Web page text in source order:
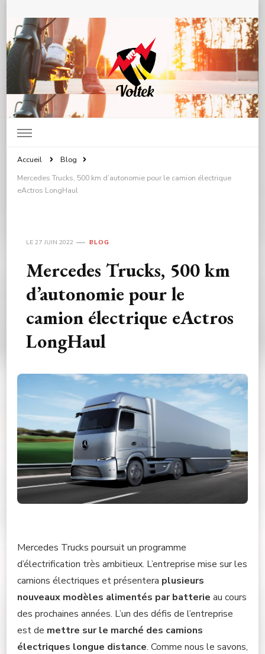
Voltek.fr : Mobilité Electrique &
Accueil
Blog
Mercedes Trucks, 500 km d’autonomie pour le camion électrique
eActros LongHaul
LE 27 JUIN 2022 BLOG
Mercedes Trucks, 500 km
d’autonomie pour le
camion électrique eActros
LongHaul
Mercedes Trucks poursuit un programme
d’électrification très ambitieux. L’entreprise mise sur les
camions électriques et présentera plusieurs
nouveaux modèles alimentés par batterie au cours
des prochaines années. L’un des défis de l’entreprise
est de mettre sur le marché des camions
électriques longue distance. Comme nous le savons,